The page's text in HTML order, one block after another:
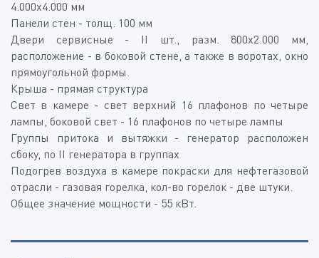
4.000х4.000 мм
Панели стен - толщ. 100 мм
Двери сервисные - II шт., разм. 800х2.000 мм,
расположение - в боковой стене, а также в воротах, окно
прямоугольной формы.
Крыша - прямая структура
Свет в камере - свет верхний 16 плафонов по четыре
лампы, боковой свет - 16 плафонов по четыре лампы
Группы притока и вытяжки - генератор расположен
сбоку, по II генератора в группах
Подогрев воздуха в камере покраски для нефтегазовой
отрасли - газовая горелка, кол-во горелок - две штуки.
Общее значение мощности - 55 кВт.